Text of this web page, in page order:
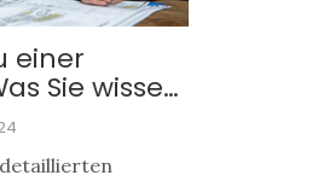
einer
Sie wissen